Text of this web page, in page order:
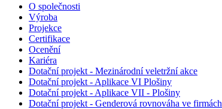
O společnosti
Výroba
Projekce
Certifikace
Ocenění
Kariéra
Dotační projekt - Mezinárodní veletržní akce
Dotační projekt - Aplikace VI Plošiny
Dotační projekt - Aplikace VII - Plošiny
Dotační projekt - Genderová rovnováha ve firmách